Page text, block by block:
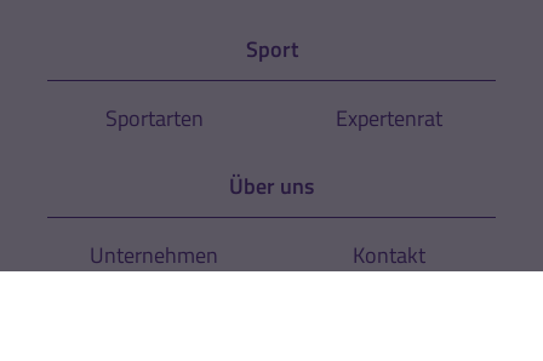
Sport
Sportarten Expertenrat
Über uns
Unternehmen
Kontakt